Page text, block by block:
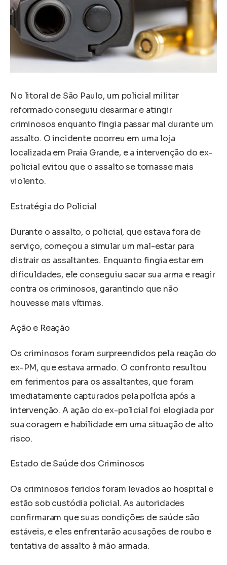
No litoral de São Paulo, um policial militar
reformado conseguiu desarmar e atingir
criminosos enquanto fingia passar mal durante um
assalto. O incidente ocorreu em uma loja
localizada em Praia Grande, e a intervenção do ex-
policial evitou que o assalto se tornasse mais
violento.
Estratégia do Policial
Durante o assalto, o policial, que estava fora de
serviço, começou a simular um mal-estar para
distrair os assaltantes. Enquanto fingia estar em
dificuldades, ele conseguiu sacar sua arma e reagir
contra os criminosos, garantindo que não
houvesse mais vítimas.
Ação e Reação
Os criminosos foram surpreendidos pela reação do
ex-PM, que estava armado. O confronto resultou
em ferimentos para os assaltantes, que foram
imediatamente capturados pela polícia após a
intervenção. A ação do ex-policial foi elogiada por
sua coragem e habilidade em uma situação de alto
risco.
Estado de Saúde dos Criminosos
Os criminosos feridos foram levados ao hospital e
estão sob custódia policial. As autoridades
confirmaram que suas condições de saúde são
estáveis, e eles enfrentarão acusações de roubo e
tentativa de assalto à mão armada.